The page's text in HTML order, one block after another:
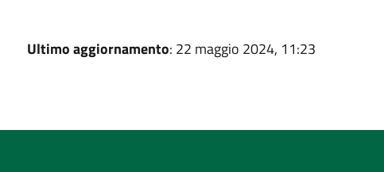
Ultimo aggiornamento: 22 maggio 2024, 11:23